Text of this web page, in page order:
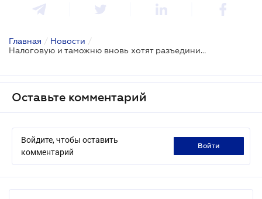
Главная / Новости /
Налоговую и таможню вновь хотят разъединить
Оставьте комментарий
Войдите, чтобы оставить
комментарий
войти